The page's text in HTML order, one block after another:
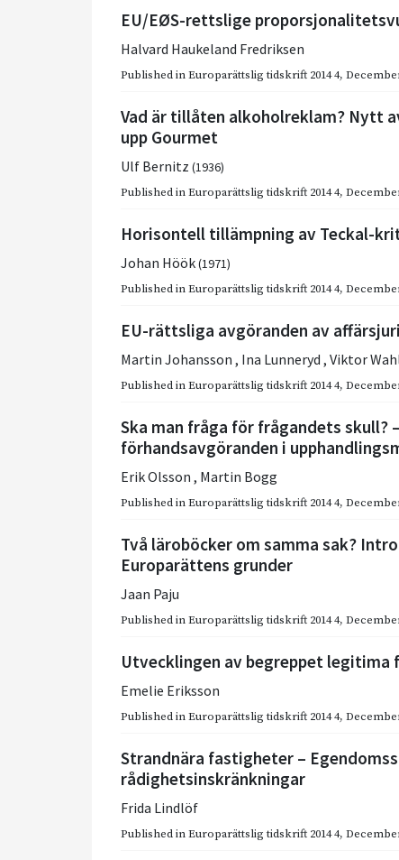
EU/EØS-rettslige
Halvard Haukeland Fredriksen
Published inEuroparättslig tidskrift 2014 4,
Vad är tillåten alkoholreklam? Nytt
upp Gourmet
Ulf Bernitz (1936)
Published inEuroparättslig tidskrift 2014 4,
Horisontell tillämpning av Teckal-
Johan Höök(1971)
Published inEuroparättslig tidskrift 2014 4,
EU-rättsliga avgöranden av
Martin Johansson , Ina Lunneryd , Viktor
Published inEuroparättslig tidskrift 2014 4,
Ska man fråga för frågandets skull?
förhandsavgöranden i
Erik Olsson , Martin Bogg
Published inEuroparättslig tidskrift 2014 4,
Två läroböcker om samma sak?
Europarättens grunder
Jaan Paju
Published inEuroparättslig tidskrift 2014 4,
Utvecklingen av begreppet
Emelie Eriksson
Published inEuroparättslig tidskrift 2014 4,
Strandnära fastigheter –
rådighetsinskränkningar
Frida Lindlöf
Published inEuroparättslig tidskrift 2014 4,